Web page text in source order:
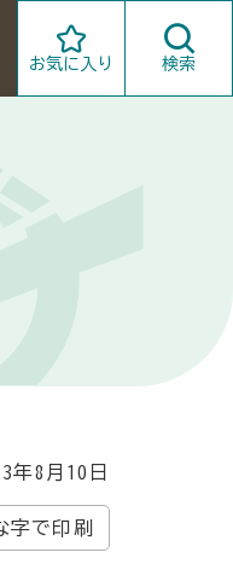
お気に入り 検索
年8月10日
字で印刷